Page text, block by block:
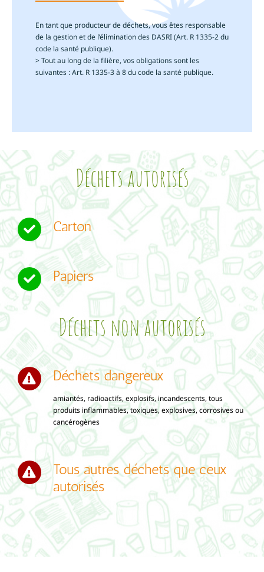
En tant que producteur de déchets, vous êtes responsable
de la gestion et de l’élimination des DASRI (Art. R 1335-2 du
code la santé publique).
> Tout au long de la filière, vos obligations sont les
suivantes : Art. R 1335-3 à 8 du code la santé publique.
Déchets autorisés
Carton
Papiers
Déchets non autorisés
Déchets dangereux
amiantés, radioactifs, explosifs, incandescents, tous
produits inflammables, toxiques, explosives, corrosives ou
cancérogènes
Tous autres déchets que ceux
autorisés